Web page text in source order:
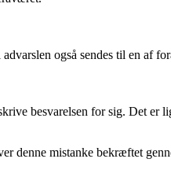
også sendes til en af
besvarelsen for sig. Det er
denne mistanke bekræftet